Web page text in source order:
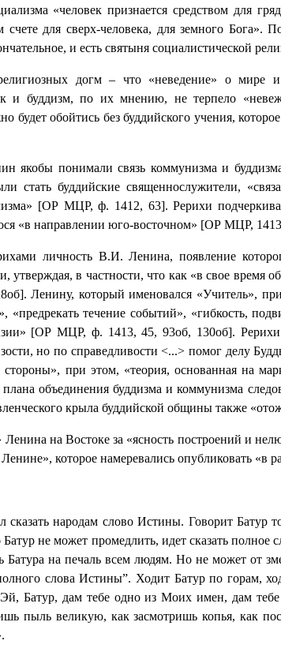
«человек признается средством для
счете для сверх-человека, для земного
и есть святыня социалистической
догм – что «неведение» о мире и
и буддизм, по их мнению, не терпело
будет обойтись без буддийского учения,
якобы понимали связь коммунизма и
стать буддийские священнослужители,
[ОР МЦР, ф. 1412, 63]. Рерихи
«в направлении юго-восточном» [ОР МЦР,
личность В.И. Ленина, появление
утверждая, в частности, что как «в свое
Ленину, который именовался «Учитель»,
течение событий», «гибкость,
[ОР МЦР, ф. 1413, 45, 93об, 130об]. Рерихи
но по справедливости <...> помог делу
при этом, «теория, основанная на
объединения буддизма и коммунизма
крыла буддийской общины также
на Востоке за «ясность построений и
которое намеревались опубликовать «в
народам слово Истины. Говорит
Батур не может промедлить, идет сказать
Батура на печаль всем людям. Но не может от
слова Истины”. Ходит Батур по горам,
Батур, дам тебе одно из Моих имен, дам
пыль великую, как засмотришь копья, как